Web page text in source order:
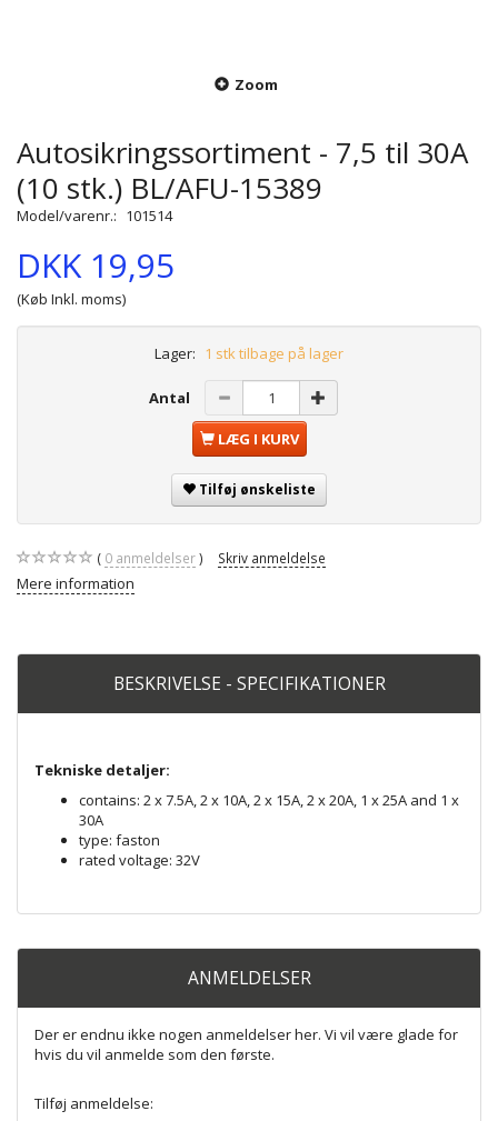
Zoom
Autosikringssortiment - 7,5 til 30A
(10 stk.) BL/AFU-15389
Model/varenr.: 101514
DKK 19,95
(Køb Inkl. moms)
Lager: 1 stk tilbage på lager
Antal
LÆG I KURV
Tilføj ønskeliste
0 anmeldelser Skriv anmeldelse
Mere information
BESKRIVELSE - SPECIFIKATIONER
Tekniske detaljer:
contains: 2 x 7.5A, 2 x 10A, 2 x 15A, 2 x 20A, 1 x 25A and 1 x
30A
type: faston
rated voltage: 32V
ANMELDELSER
Der er endnu ikke nogen anmeldelser her. Vi vil være glade for
hvis du vil anmelde som den første.
Tilføj anmeldelse: